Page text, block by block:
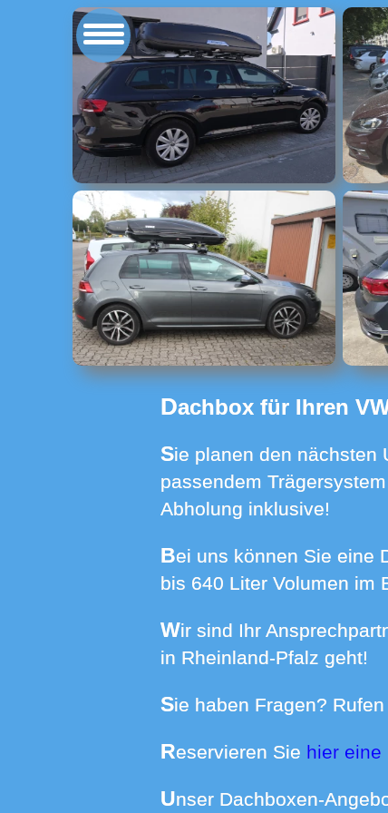
Dachbox für Ihren
Sie planen den nächsten Urlaub, aber wo das Gepäck verstauen? Mieten Sie eine Dachbox bei uns mit
passendem
Abholung inklusive!
Bei uns können Sie eine Dachbox passend für Ihr Auto mieten. Wir haben Boxen in Größen von 370
bis 640 Liter Volumen im
Wir sind Ihr Ansprechpartner wenn es um die Dachboxmiete in Kerzenheim und vielen weiteren Orten
in Rheinland-Pfalz geht!
Sie haben Fragen?
Reservieren Sie hier eine
Unser Dachboxen-